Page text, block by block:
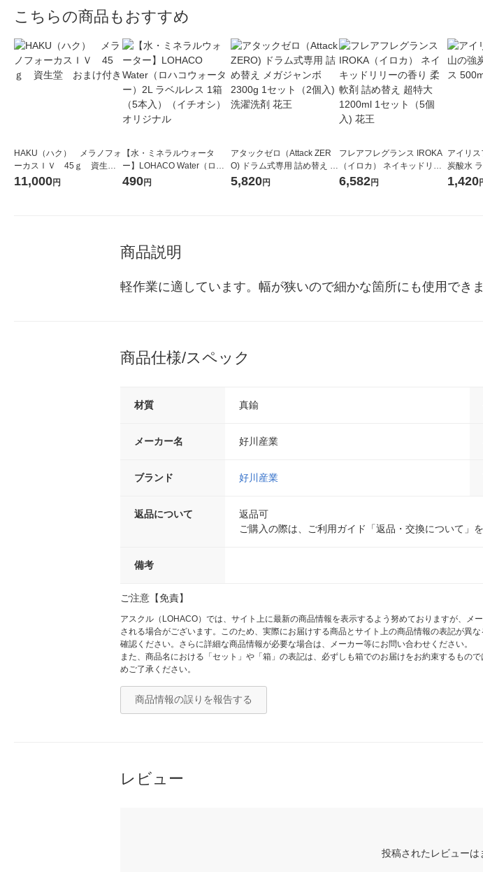
こちらの商品もおすすめ
HAKU（ハク） メラノフォ
ーカスＩＶ 45ｇ 資生
堂 おまけ付き
11,000円
【水・ミネラルウォータ
ー】LOHACO Water（ロハ
コウォーター）2L ラベルレ
490円
アタックゼロ（Attack ZER
O) ドラム式専用 詰め替え メ
ガジャンボ 2300g 1セット
5,820円
フレアフレグランス IROKA
（イロカ） ネイキッドリリ
ーの香り 柔軟剤 詰め替え 超
6,582円
アイリ
炭酸水
箱（24本
1,420
商品説明
軽作業に適しています。幅が狭いので細かな箇所にも使用できま
商品仕様/スペック
材質 真鍮
メーカー名 好川産業
ブランド 好川産業
返品について
返品可
ご購入の際は、ご利用ガイド「返品・交換について」
備考
ご注意【免責】
アスクル（LOHACO）では、サイト上に最新の商品情報を表示するよう努めておりますが、
される場合がございます。このため、実際にお届けする商品とサイト上の商品情報の表記が異
確認ください。さらに詳細な商品情報が必要な場合は、メーカー等にお問い合わせください。
また、商品名における「セット」や「箱」の表記は、必ずしも箱でのお届けをお約束するもの
めご了承ください。
商品情報の誤りを報告する
レビュー
投稿されたレビューは